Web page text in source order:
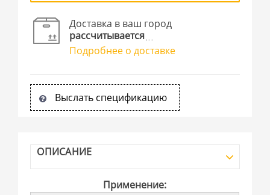
Доставка в ваш город
рассчитывается
Подробнее о доставке
Выслать спецификацию
ОПИСАНИЕ
Применение: